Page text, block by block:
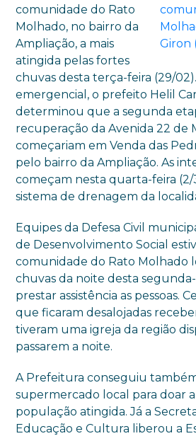
comunidade do Rato
Molhado, no bairro da
Ampliação, a mais
atingida pelas fortes
chuvas desta terça-feira (29/
emergencial, o prefeito Helil
determinou que a segunda
recuperação da Avenida 22 de
começariam em Venda das
pelo bairro da Ampliação. As
começam nesta quarta-feira (2/
sistema de drenagem da
Equipes da Defesa Civil
de Desenvolvimento Social
comunidade do Rato Molhado
chuvas da noite desta
prestar assistência as pessoas.
que ficaram desalojadas
tiveram uma igreja da região
passarem a noite.
A Prefeitura conseguiu
supermercado local para doar
população atingida. Já a
Educação e Cultura liberou a